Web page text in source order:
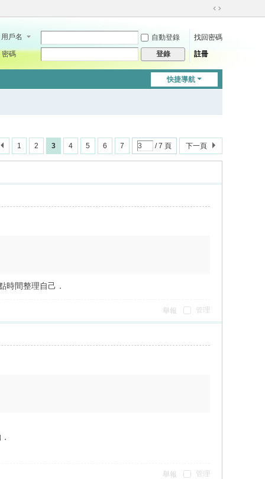
切
到
用戶名 自動登錄
找回密碼
密碼
登錄 註冊
快捷導航
1 2 3 4 5 6 7 / 7 頁 下一頁
間整理自己．
管理
舉報
管理
舉報